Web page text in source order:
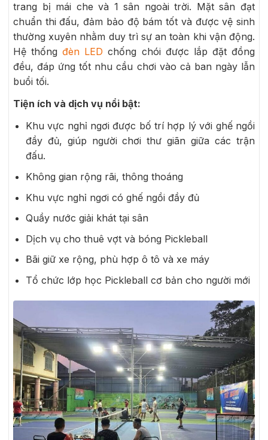
trang bị mái che và 1 sân ngoài trời. Mặt sân đạt
chuẩn thi đấu, đảm bảo độ bám tốt và được vệ sinh
thường xuyên nhằm duy trì sự an toàn khi vận động.
Hệ thốngđèn LED chống chói được lắp đặt đồng
đều, đáp ứng tốt nhu cầu chơi vào cả ban ngày lẫn
buổi tối.
Tiện ích và dịch vụ nổi bật:
Khu vực nghỉ ngơi được bố trí hợp lý với ghế ngồi
đầy đủ, giúp người chơi thư giãn giữa các trận
đấu.
Không gian rộng rãi, thông thoáng
Khu vực nghỉ ngơi có ghế ngồi đầy đủ
Quầy nước giải khát tại sân
Dịch vụ cho thuê vợt và bóng Pickleball
Bãi giữ xe rộng, phù hợp ô tô và xe máy
Tổ chức lớp học Pickleball cơ bản cho người mới